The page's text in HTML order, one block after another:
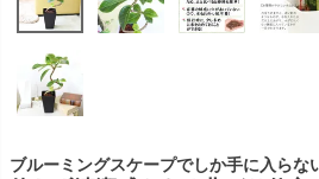
ブルーミングスケープでしか手に入らな